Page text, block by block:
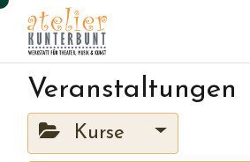
Veranstaltungen
Kurse